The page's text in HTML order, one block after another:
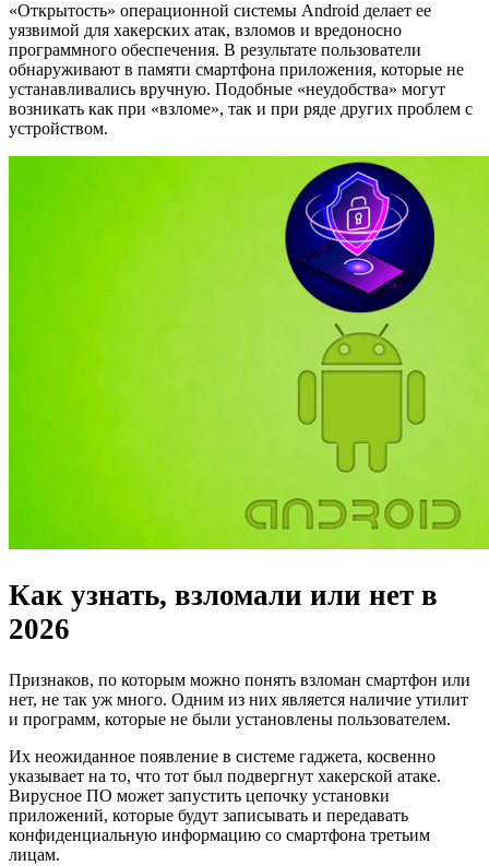
«Открытость» операционной системы Android делает ее
уязвимой для хакерских атак, взломов и вредоносно
программного обеспечения. В результате пользователи
обнаруживают в памяти смартфона приложения, которые не
устанавливались вручную. Подобные «неудобства» могут
возникать как при «взломе», так и при ряде других проблем с
устройством.
Как узнать, взломали или нет в
2026
Признаков, по которым можно понять взломан смартфон или
нет, не так уж много. Одним из них является наличие утилит
и программ, которые не были установлены пользователем.
Их неожиданное появление в системе гаджета, косвенно
указывает на то, что тот был подвергнут хакерской атаке.
Вирусное ПО может запустить цепочку установки
приложений, которые будут записывать и передавать
конфиденциальную информацию со смартфона третьим
лицам.